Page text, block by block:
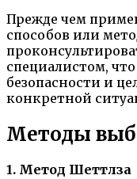
Прежде чем
способов или
специалистом,
безопасности и
конкретной
Методы
1. Метод Шеттлза